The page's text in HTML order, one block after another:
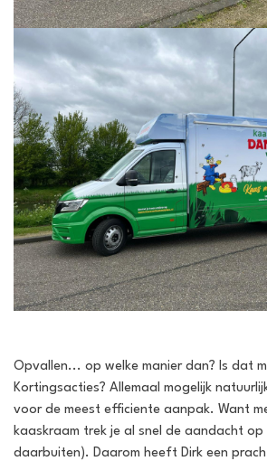
Opvallen... op welke manier dan? Is dat
Kortingsacties? Allemaal mogelijk
voor de meest efficiente aanpak. Want
kaaskraam trek je al snel de aandacht op
daarbuiten). Daarom heeft Dirk een